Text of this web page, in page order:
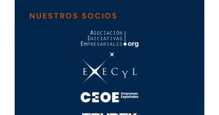
NUESTROS SOCIOS